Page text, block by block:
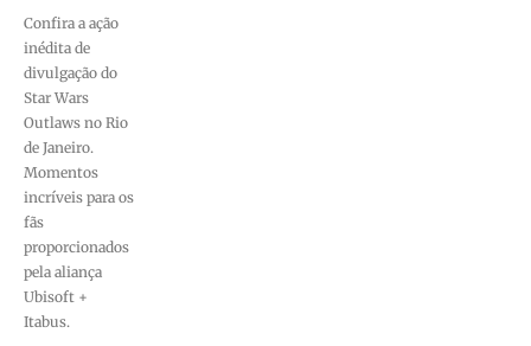
Confira a ação
inédita de
divulgação do
Star Wars
Outlaws no Rio
de Janeiro.
Momentos
incríveis para os
fãs
proporcionados
pela aliança
Ubisoft +
Itabus.